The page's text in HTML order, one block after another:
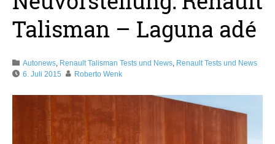
Talisman – Laguna adé
Autonews, Renault Talisman Tests und News, Renault Tests und News
6. Juli 2015
Roberto Wenk